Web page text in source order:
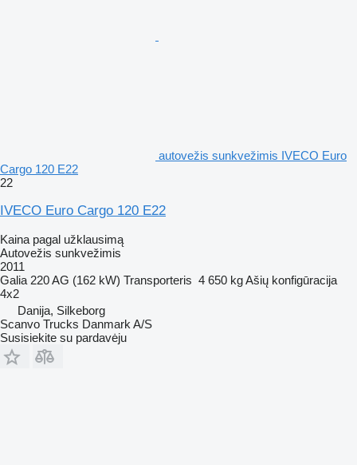
autovežis sunkvežimis IVECO Euro
Cargo 120 E22
22
IVECO Euro Cargo 120 E22
Kaina pagal užklausimą
Autovežis sunkvežimis
2011
Galia 220 AG (162 kW) Transporteris 4 650 kgAšių konfigūracija
4x2
Danija, Silkeborg
Scanvo Trucks Danmark A/S
Susisiekite su pardavėju